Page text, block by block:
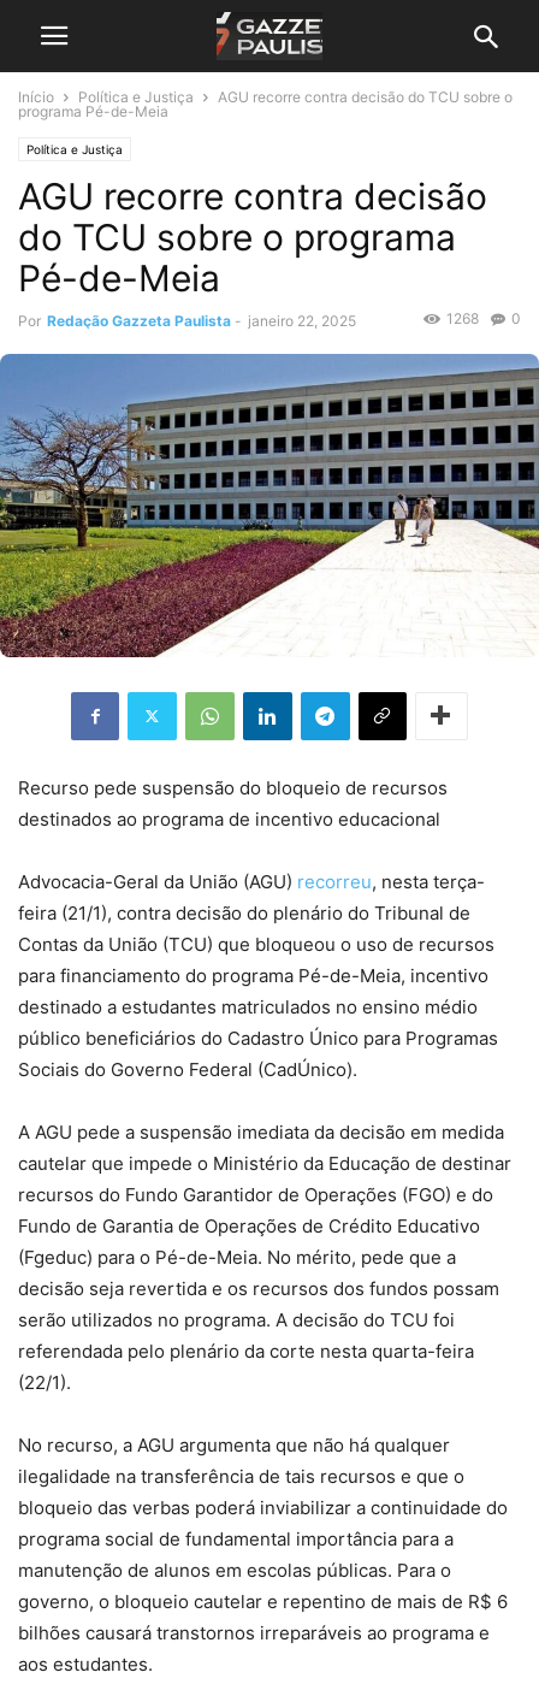
Início Política e Justiça
AGU recorre contra decisão do TCU sobre o
programa Pé-de-Meia
Política e Justiça
AGU recorre contra decisão
do TCU sobre o programa
Pé-de-Meia
Por Redação Gazzeta Paulista - janeiro 22, 2025 0
1268
Recurso pede suspensão do bloqueio de recursos
destinados ao programa de incentivo educacional
Advocacia-Geral da União (AGU) recorreu, nesta terça-
feira (21/1), contra decisão do plenário do Tribunal de
Contas da União (TCU) que bloqueou o uso de recursos
para financiamento do programa Pé-de-Meia, incentivo
destinado a estudantes matriculados no ensino médio
público beneficiários do Cadastro Único para Programas
Sociais do Governo Federal (CadÚnico).
A AGU pede a suspensão imediata da decisão em medida
cautelar que impede o Ministério da Educação de destinar
recursos do Fundo Garantidor de Operações (FGO) e do
Fundo de Garantia de Operações de Crédito Educativo
(Fgeduc) para o Pé-de-Meia. No mérito, pede que a
decisão seja revertida e os recursos dos fundos possam
serão utilizados no programa. A decisão do TCU foi
referendada pelo plenário da corte nesta quarta-feira
(22/1).
No recurso, a AGU argumenta que não há qualquer
ilegalidade na transferência de tais recursos e que o
bloqueio das verbas poderá inviabilizar a continuidade do
programa social de fundamental importância para a
manutenção de alunos em escolas públicas. Para o
governo, o bloqueio cautelar e repentino de mais de R$ 6
bilhões causará transtornos irreparáveis ao programa e
aos estudantes.